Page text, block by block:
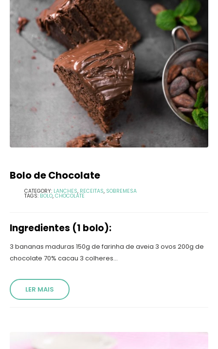
Bolo de Chocolate
CATEGORY: LANCHES, RECEITAS, SOBREMESA
TAGS: BOLO, CHOCOLATE
Ingredientes (1 bolo):
3 bananas maduras 150g de farinha de aveia 3 ovos 200g de
chocolate 70% cacau 3 colheres...
LER MAIS